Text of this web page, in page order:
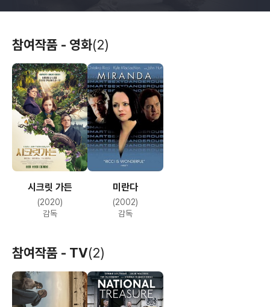
참여작품 - 영화(2)
시크릿 가든
(2020)
감독
미란다
(2002)
감독
참여작품 - TV(2)